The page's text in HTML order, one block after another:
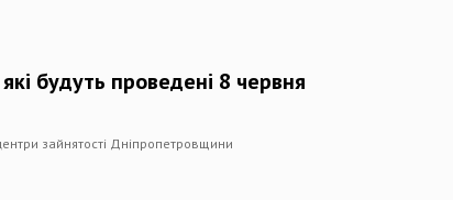
будуть проведені 8 червня
зайнятості Дніпропетровщини